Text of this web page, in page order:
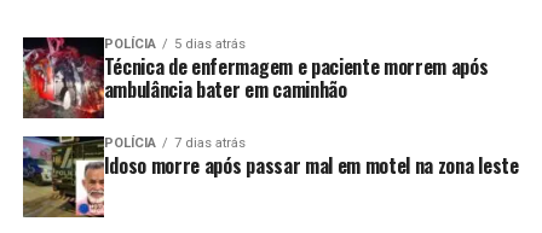
POLÍCIA 5 dias atrás
Técnica de enfermagem e paciente morrem após
ambulância bater em caminhão
POLÍCIA 7 dias atrás
Idoso morre após passar mal em motel na zona leste